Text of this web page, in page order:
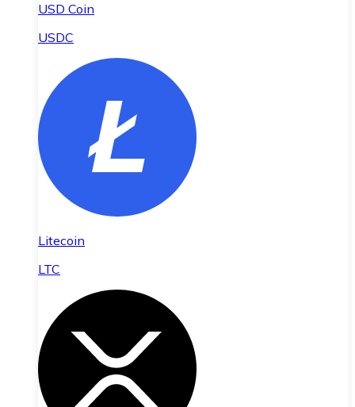
USD Coin
USDC
Litecoin
LTC